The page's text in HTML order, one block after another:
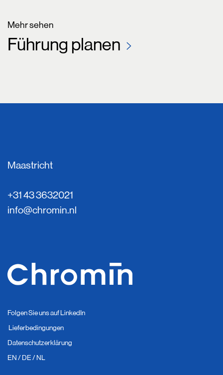
Mehr sehen
Führung planen
Maastricht
+31 43 3632021
info@chromin.nl
Folgen Sie uns auf LinkedIn
Lieferbedingungen
Datenschutzerklärung
EN/DE/NL